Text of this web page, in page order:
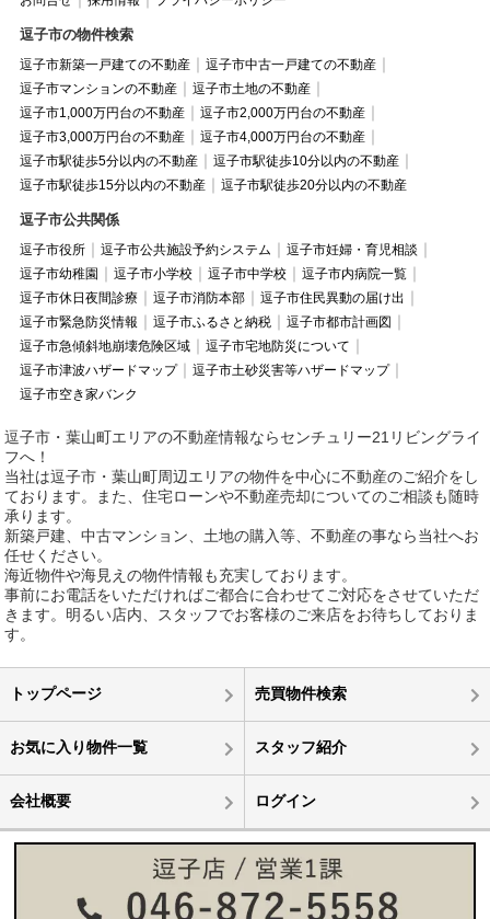
逗子市の物件検索
逗子市新築一戸建ての不動産
逗子市中古一戸建ての不動産
逗子市マンションの不動産
逗子市土地の不動産
逗子市1,000万円台の不動産
逗子市2,000万円台の不動産
逗子市3,000万円台の不動産
逗子市4,000万円台の不動産
逗子市駅徒歩5分以内の不動産
逗子市駅徒歩10分以内の不動産
逗子市駅徒歩15分以内の不動産
逗子市駅徒歩20分以内の不動産
逗子市公共関係
逗子市役所 逗子市公共施設予約システム
逗子市妊婦・育児相談
逗子市幼稚園
逗子市小学校 逗子市中学校
逗子市内病院一覧
逗子市休日夜間診療
逗子市消防本部
逗子市住民異動の届け出
逗子市緊急防災情報
逗子市ふるさと納税
逗子市都市計画図
逗子市急傾斜地崩壊危険区域
逗子市宅地防災について
逗子市津波ハザードマップ
逗子市土砂災害等ハザードマップ
逗子市空き家バンク
逗子市・葉山町エリアの不動産情報ならセンチュリー21リビングライ
フへ！
当社は逗子市・葉山町周辺エリアの物件を中心に不動産のご紹介をし
ております。また、住宅ローンや不動産売却についてのご相談も随時
承ります。
新築戸建、中古マンション、土地の購入等、不動産の事なら当社へお
任せください。
海近物件や海見えの物件情報も充実しております。
事前にお電話をいただければご都合に合わせてご対応をさせていただ
きます。明るい店内、スタッフでお客様のご来店をお待ちしておりま
す。
トップページ 売買物件検索
お気に入り物件一覧 スタッフ紹介
会社概要 ログイン